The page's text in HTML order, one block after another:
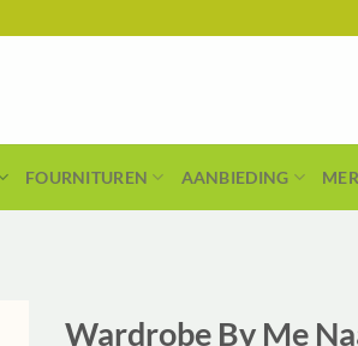
FOURNITUREN AANBIEDING
Wardrobe By Me